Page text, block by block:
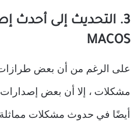
3. التحديث إلى أحدث
MACOS
أيضًا في حدوث مشكلات